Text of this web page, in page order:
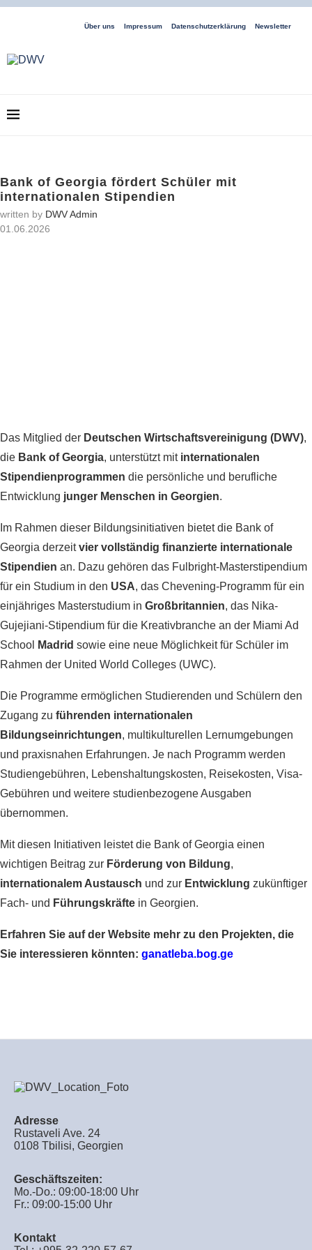
Über uns Impressum Datenschutzerklärung Newsletter
Bank of Georgia fördert Schüler mit
internationalen Stipendien
written by DWV Admin
01.06.2026
Das Mitglied der Deutschen Wirtschaftsvereinigung (DWV),
die Bank of Georgia, unterstützt mit internationalen
Stipendienprogrammen die persönliche und berufliche
Entwicklung junger Menschen in Georgien.
Im Rahmen dieser Bildungsinitiativen bietet die Bank of
Georgia derzeitvier vollständig finanzierte internationale
Stipendien an. Dazu gehören das Fulbright-Masterstipendium
für ein Studium in den USA, das Chevening-Programm für ein
einjähriges Masterstudium in Großbritannien, das Nika-
Gujejiani-Stipendium für die Kreativbranche an der Miami Ad
School
Madrid sowie eine neue Möglichkeit für Schüler im
Rahmen der United World Colleges (UWC).
Die Programme ermöglichen Studierenden und Schülern den
Zugang zu führenden internationalen
Bildungseinrichtungen, multikulturellen Lernumgebungen
und praxisnahen Erfahrungen. Je nach Programm werden
Studiengebühren, Lebenshaltungskosten, Reisekosten, Visa-
Gebühren und weitere studienbezogene Ausgaben
übernommen.
Mit diesen Initiativen leistet die Bank of Georgia einen
wichtigen Beitrag zur Förderung von Bildung,
internationalem Austausch und zur Entwicklung zukünftiger
Fach- und Führungskräfte in Georgien.
Erfahren Sie auf der Website mehr zu den Projekten, die
Sie interessieren könnten: ganatleba.bog.ge
Adresse
Rustaveli Ave. 24
0108 Tbilisi, Georgien
Geschäftszeiten:
Mo.-Do.: 09:00-18:00 Uhr
Fr.: 09:00-15:00 Uhr
Kontakt